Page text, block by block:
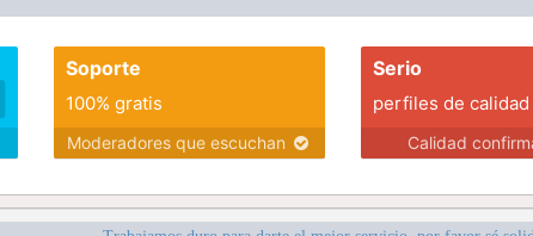
Soporte
100% gratis
Moderadores que escuchan
Serio
perfiles de calidad
Calidad